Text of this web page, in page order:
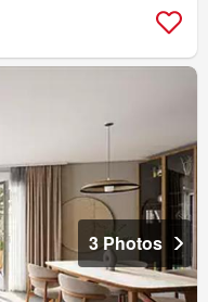
3 Photos